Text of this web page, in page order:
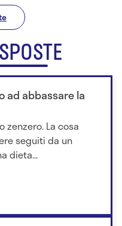
ad abbassare la
zenzero. La cosa
seguiti da un
dieta...